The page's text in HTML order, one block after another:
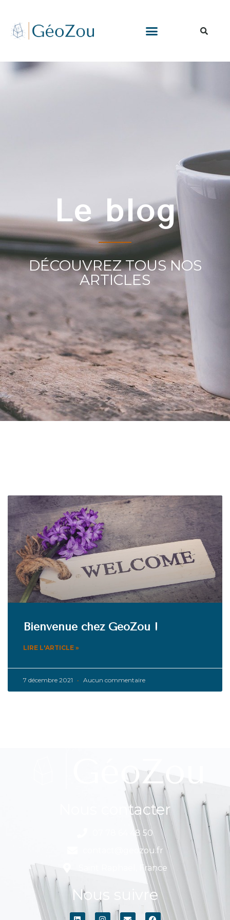
Le blog
DÉCOUVREZ TOUS NOS
ARTICLES
Bienvenue chez GéoZou !
LIRE L'ARTICLE »
7 décembre 2021 Aucun commentaire
Nous contacter
07 78 64 48 50
contact@geozou.fr
Saint Raphaël, France
Nous suivre